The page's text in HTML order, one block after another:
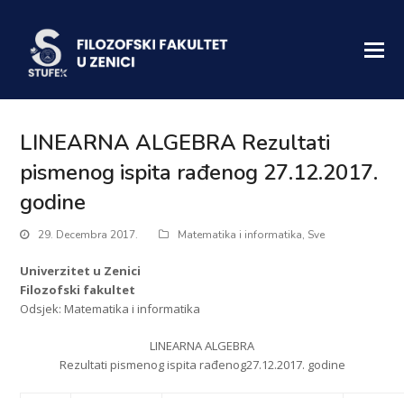
LINEARNA ALGEBRA Rezultati
pismenog ispita rađenog 27.12.2017.
godine
29. Decembra 2017. Matematika i informatika, Sve
Univerzitet u Zenici
Filozofski fakultet
Odsjek: Matematika i informatika
LINEARNA ALGEBRA
Rezultati pismenog ispita rađenog27.12.2017. godine